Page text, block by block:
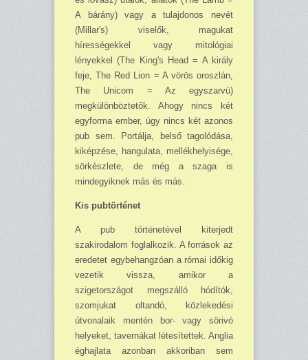
A bárány) vagy a tulajdonos nevét
(Millar's) viselők, magukat
hírességekkel vagy mitológiai
lényekkel (The King's Head = A király
feje, The Red Lion = A vörös oroszlán,
The Unicom = Az egyszarvú)
megkülönböztetők. Ahogy nincs két
egyforma ember, úgy nincs két azonos
pub sem. Portálja, belső tagolódása,
kiképzése, hangulata, mellékhelyisége,
sörkészlete, de még a szaga is
mindegyiknek más és más.
Kis pubtörténet
A pub történetével kiterjedt
szakirodalom foglalkozik. A források az
eredetet egybehangzóan a római időkig
vezetik vissza, amikor a
szigetországot megszálló hódítók,
szomjukat oltandó, közlekedési
útvonalaik mentén bor- vagy sörivó
helyeket, tavernákat létesítettek. Anglia
ég­hajlata azonban akkoriban sem